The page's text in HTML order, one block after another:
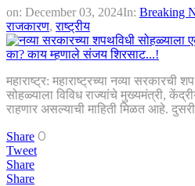
on: December 03, 2024In: Breaking
राजकारण,राष्ट्रीय
महाराष्ट्र: महाराष्ट्रच्या नव्या सरकारची
सोहळ्याला विविध राज्यांचे मुख्यमंत्री,
राहणार असल्याची माहिती मिळत आहे.
Share 0
Tweet
Share
Share